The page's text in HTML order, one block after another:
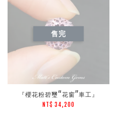
售完
『櫻花粉碧璽“花窗”車工』
NT$ 34,200